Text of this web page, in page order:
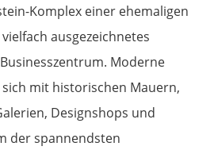
Komplex einer ehemaligen
ausgezeichnetes
Moderne
mit historischen Mauern,
Designshops und
der spannendsten